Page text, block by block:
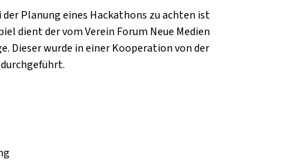
Planung eines Hackathons zu achten ist
dient der vom Verein Forum Neue Medien
Dieser wurde in einer Kooperation von der